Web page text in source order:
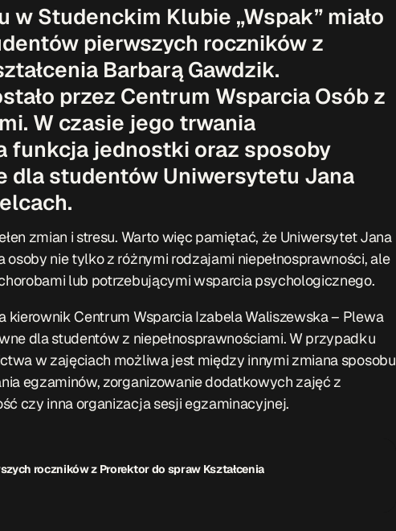
Studenckim Klubie „Wspak” miało
pierwszych roczników z
Barbarą Gawdzik.
przez Centrum Wsparcia Osób z
W czasie jego trwania
funkcja jednostki oraz sposoby
dla studentów Uniwersytetu Jana
zmian i stresu. Warto więc pamiętać, że Uniwersytet Jana
nie tylko z różnymi rodzajami niepełnosprawności, ale
lub potrzebującymi wsparcia psychologicznego.
kierownik Centrum Wsparcia Izabela Waliszewska – Plewa
dla studentów z niepełnosprawnościami. W przypadku
w zajęciach możliwa jest między innymi zmiana sposobu
egzaminów, zorganizowanie dodatkowych zajęć z
czy inna organizacja sesji egzaminacyjnej.
roczników z Prorektor do spraw Kształcenia